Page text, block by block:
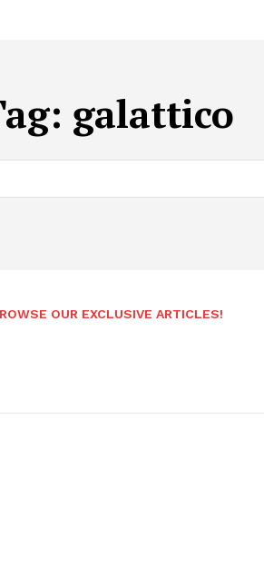
galattico
OUR EXCLUSIVE ARTICLES!